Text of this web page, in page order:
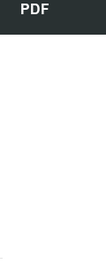
PDF